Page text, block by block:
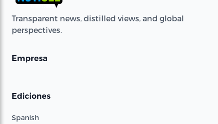
Transparent news, distilled views, and global
perspectives.
Empresa
Ediciones
Spanish